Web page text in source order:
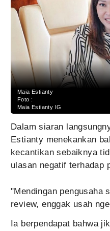
Maia Estianty
Foto :
Maia Estianty IG
Dalam siaran
Estianty menekankan
kecantikan sebaiknya
ulasan negatif terhadap
"Mendingan pengusaha
review, enggak usah
Ia berpendapat bahwa